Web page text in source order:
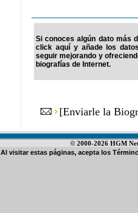
Si conoces algún dato más
click aquí y añade los
seguir mejorando y
biografías de Internet.
[Enviarle la
© 2000-2026 HGM
Al visitar estas páginas, acepta los